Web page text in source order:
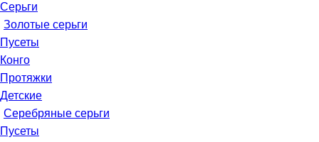
Серьги
Золотые серьги
Пусеты
Конго
Протяжки
Детские
Серебряные серьги
Пусеты